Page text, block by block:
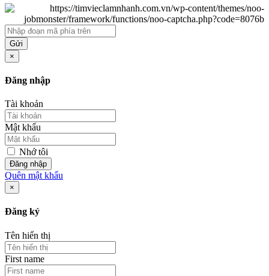
Gửi
×
Đăng nhập
Tài khoản
Mật khẩu
Nhớ tôi
Đăng nhập
Quên mật khẩu
×
Đăng ký
Tên hiển thị
First name